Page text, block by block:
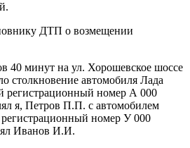
ДТП о возмещении
40 минут на ул. Хорошевское шоссе
столкновение автомобиля Лада
регистрационный номер А 000
я, Петров П.П. с автомобилем
номер У 000
Иванов И.И.